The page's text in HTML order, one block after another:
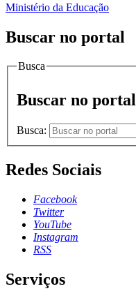
Ministério da Educação
Buscar no portal
Busca
Buscar no portal
Busca:
Redes Sociais
Facebook
Twitter
YouTube
Instagram
RSS
Serviços